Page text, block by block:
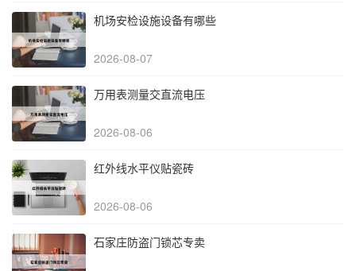
机场安检设施设备有哪些
2026-08-07
万用表测量交直流电压
2026-08-06
红外线水平仪贴瓷砖
2026-08-06
石家庄防盗门锁芯专卖